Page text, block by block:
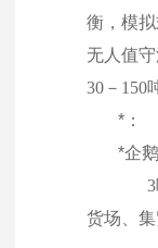
衡，模
无人值
30－ 150
*：
*企
3
货场、